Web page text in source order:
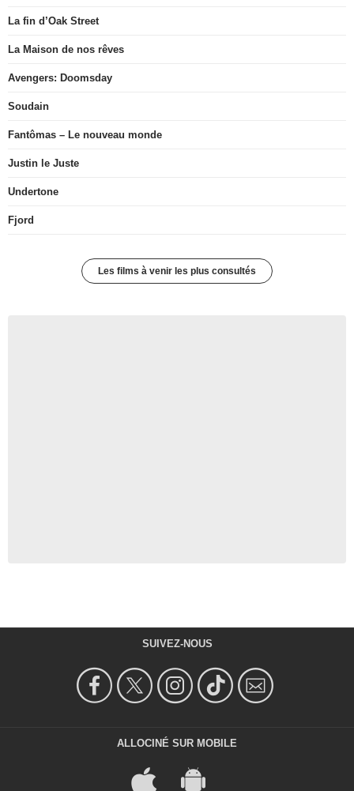
La fin d’Oak Street
La Maison de nos rêves
Avengers: Doomsday
Soudain
Fantômas – Le nouveau monde
Justin le Juste
Undertone
Fjord
Les films à venir les plus consultés
SUIVEZ-NOUS
ALLOCINÉ SUR MOBILE